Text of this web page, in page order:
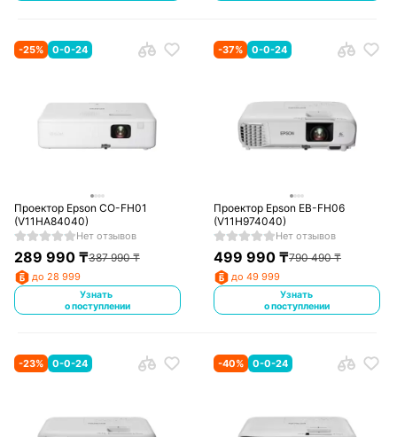
-25% 0-0-24
Проектор Epson CO-FH01
(V11HA84040)
Нет отзывов
289 990₸387 990₸
до 28 999
Узнать
о поступлении
-37% 0-0-24
Проектор Epson EB-FH06
(V11H974040)
Нет отзывов
499 990 ₸790 490₸
до 49 999
Узнать
о поступлении
-23% 0-0-24 -40% 0-0-24